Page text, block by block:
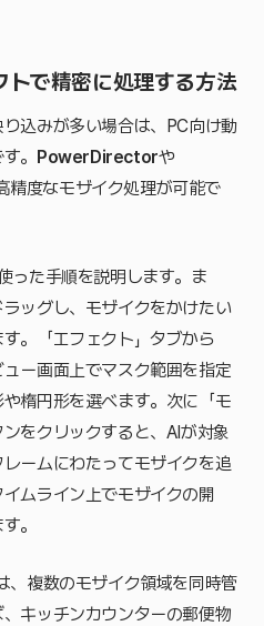
で精密に処理する方法
込みが多い場合は、PC向け動
。 PowerDirectorや
精度なモザイク処理が可能で
った手順を説明します。ま
ッグし、モザイクをかけたい
。「エフェクト」タブから
ュー画面上でマスク範囲を指定
楕円形を選べます。次に「モ
をクリックすると、AIが対象
ームにわたってモザイクを追
ムライン上でモザイクの開
。
、複数のモザイク領域を同時管
キッチンカウンターの郵便物